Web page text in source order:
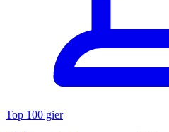
Top 100 gier